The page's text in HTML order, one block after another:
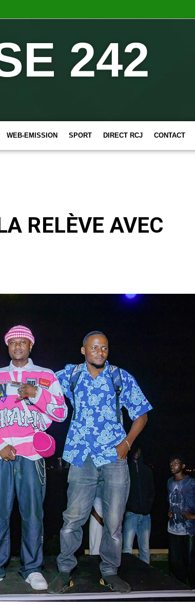
242
WEB-EMISSION SPORT DIRECT RCJ CONTACT
RELÈVE AVEC